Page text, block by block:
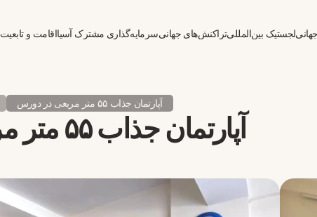
اقامت و تابعیتسرمایه‌گذاری مشترک آسیاتراکنش‌های جهانیلجستیک بین‌المللی
آپارتمان جذاب ۵۵ متر مربعی در دورس
آپارتمان جذاب ۵۵ متر مربعی در دورس